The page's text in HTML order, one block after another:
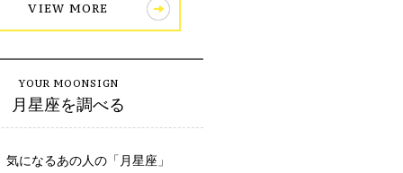
VIEW MORE
月星座を調べる
気になるあの人の「月星座」